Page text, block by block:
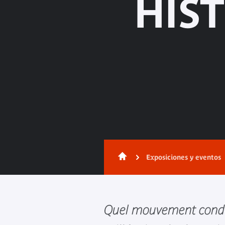
Exposiciones y eventos
Quel mouvement